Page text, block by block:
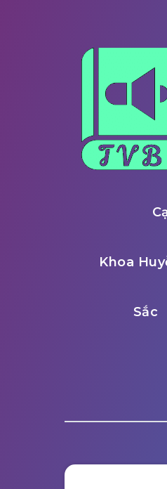
Khoa
Sắc